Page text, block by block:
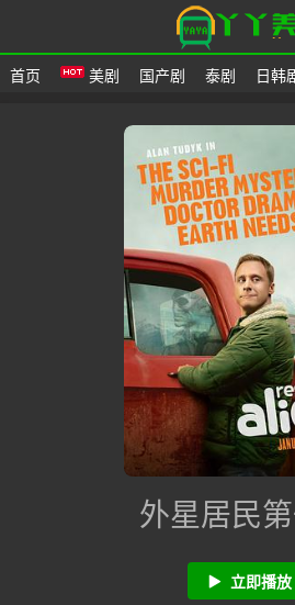
首页 美剧 国产剧 泰剧 日韩
外星居民
立即播放